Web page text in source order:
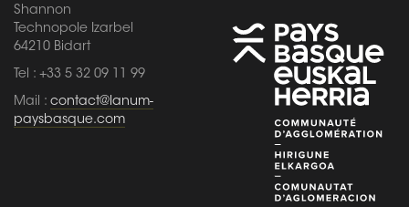
Shannon
Technopole Izarbel
64210 Bidart
Tel : +33 5 32 09 11 99
Mail : contact@lanum-
paysbasque.com